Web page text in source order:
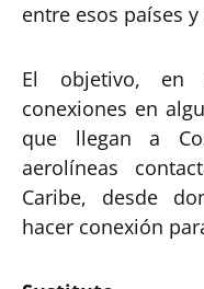
entre esos países y
El objetivo, en
conexiones en
que llegan a
aerolíneas
Caribe, desde
hacer conexión